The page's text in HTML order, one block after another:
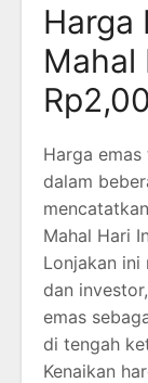
Harga
Mahal
Harga
dalam
Mahal Hari
Lonjakan ini
dan
emas
di tengah
Kenaikan